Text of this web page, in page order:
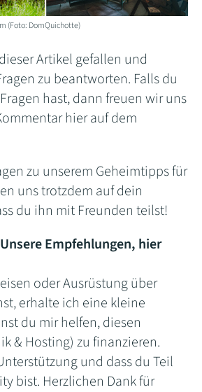
(Foto: DomQuichotte)
Artikel gefallen und
zu beantworten. Falls du
hast, dann freuen wir uns
hier auf dem
zu unserem Geheimtipps für
uns trotzdem auf dein
du ihn mit Freunden teilst!
Empfehlungen, hier
oder Ausrüstung über
erhalte ich eine kleine
du mir helfen, diesen
& Hosting) zu finanzieren.
und dass du Teil
bist. Herzlichen Dank für